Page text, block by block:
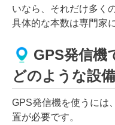
いなら、それだけ多く
具体的な本数は専門家
GPS発信機
どのような設
GPS発信機を使うには
置が必要です。